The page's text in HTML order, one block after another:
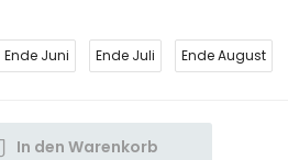
Ende Juni Ende Juli Ende August
In den Warenkorb